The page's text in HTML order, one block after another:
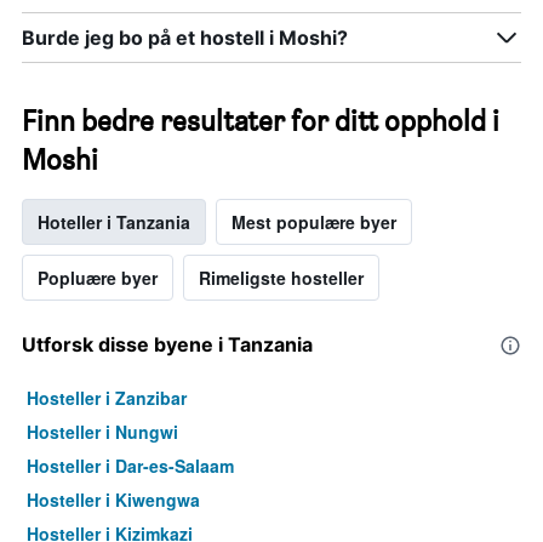
Burde jeg bo på et hostell i Moshi?
Finn bedre resultater for ditt opphold i
Moshi
Hoteller i Tanzania Mest populære byer
Popluære byer Rimeligste hosteller
Utforsk disse byene i Tanzania
Hosteller i Zanzibar
Hosteller i Nungwi
Hosteller i Dar-es-Salaam
Hosteller i Kiwengwa
Hosteller i Kizimkazi